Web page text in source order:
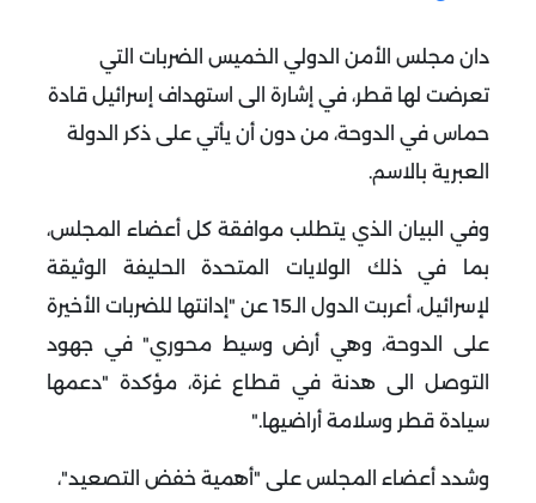
دان مجلس الأمن الدولي الخميس الضربات التي
تعرضت لها قطر، في إشارة الى استهداف إسرائيل قادة
حماس في الدوحة، من دون أن يأتي على ذكر الدولة
العبرية بالاسم.
وفي البيان الذي يتطلب موافقة كل أعضاء المجلس،
بما في ذلك الولايات المتحدة الحليفة الوثيقة
لإسرائيل، أعربت الدول الـ15 عن "إدانتها للضربات الأخيرة
على الدوحة، وهي أرض وسيط محوري" في جهود
التوصل الى هدنة في قطاع غزة، مؤكدة "دعمها
سيادة قطر وسلامة أراضيها".
وشدد أعضاء المجلس على "أهمية خفض التصعيد"،